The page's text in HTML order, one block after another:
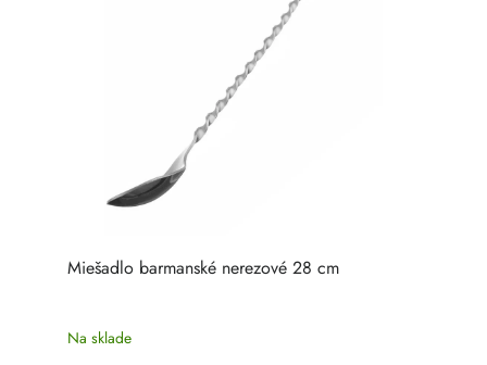
Miešadlo barmanské nerezové 28 cm
Na sklade